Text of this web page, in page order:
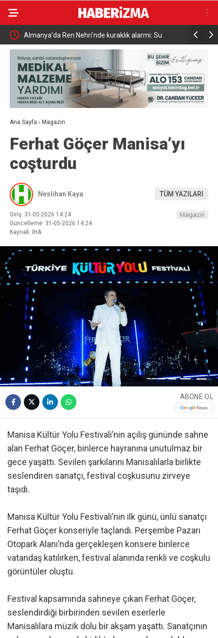
Almanya’da Ren Nehri’nde kuraklık alarmı: Su
seviyesinde tarihi düşüş yaşandı
Ana Sayfa › Magazin
Ferhat Göçer Manisa’yı
coşturdu
Neslihan Kaya TÜM YAZILARI
Giriş: 31-05-2026 14:24
Güncelleme: 31-05-2026 14:24
Kaynak: İHA
Magazin
ABONE OL
Manisa Kültür Yolu Festivali’nin açılış gününde sahne
alan Ferhat Göçer, binlerce hayranına unutulmaz bir
gece yaşattı. Sevilen şarkılarını Manisalılarla birlikte
seslendiren sanatçı, festival coşkusunu zirveye
taşıdı.
Manisa Kültür Yolu Festivali’nin ilk günü, ünlü sanatçı
Ferhat Göçer konseriyle taçlandı. Perşembe Pazarı
Otopark Alanı’nda gerçekleşen konsere binlerce
vatandaş katılırken, festival alanında renkli ve coşkulu
görüntüler oluştu.
Festival kapsamında sahneye çıkan Ferhat Göçer,
seslendirdiği birbirinden sevilen eserlerle
Manisalılara müzik dolu bir akşam yaşattı. Sanatçının